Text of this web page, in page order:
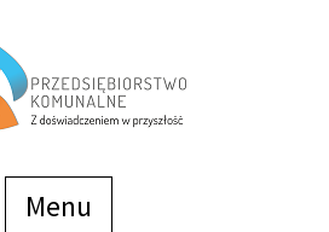
Menu